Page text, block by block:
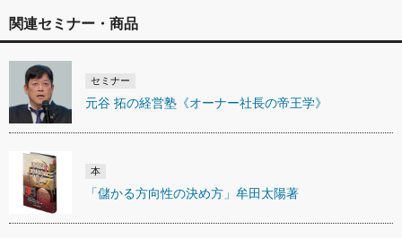
関連セミナー・商品
セミナー
元谷 拓の経営塾《オーナー社長の帝王学》
本
「儲かる方向性の決め方」牟田太陽著